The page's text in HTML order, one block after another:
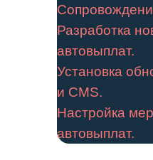
Разработка
автовыплат.
Установка
и CMS.
Настройка
автовыплат.